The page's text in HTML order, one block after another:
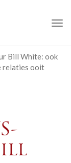
Bill White: ook
relaties ooit